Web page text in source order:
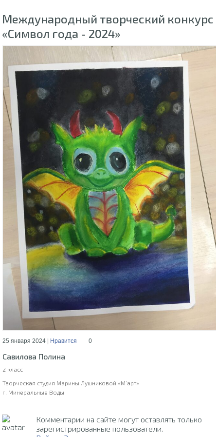
Международный творческий конкурс
«Символ года - 2024»
25 января 2024 | Нравится 0
Савилова Полина
2 класс
Творческая студия Марины Лушниковой «М’арт»
г. Минеральные Воды
Комментарии на сайте могут оставлять только
зарегистрированные пользователи.